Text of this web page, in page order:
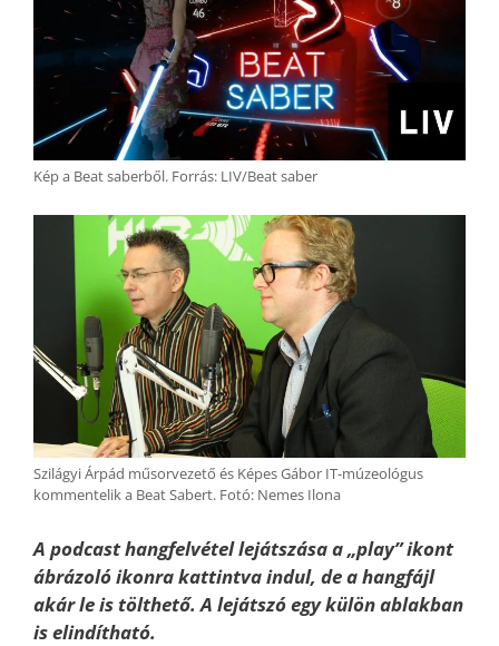
Kép a Beat saberből. Forrás: LIV/Beat saber
Szilágyi Árpád műsorvezető és Képes Gábor IT-múzeológus
kommentelik a Beat Sabert. Fotó: Nemes Ilona
A podcast hangfelvétel lejátszása a „play” ikont
ábrázoló ikonra kattintva indul, de a hangfájl
akár le is tölthető. A lejátszó egy külön ablakban
is elindítható.